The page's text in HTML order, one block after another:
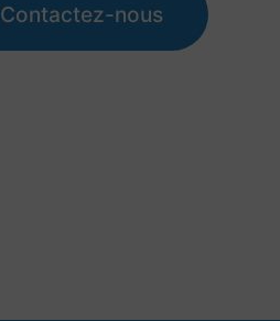
Contactez-nous